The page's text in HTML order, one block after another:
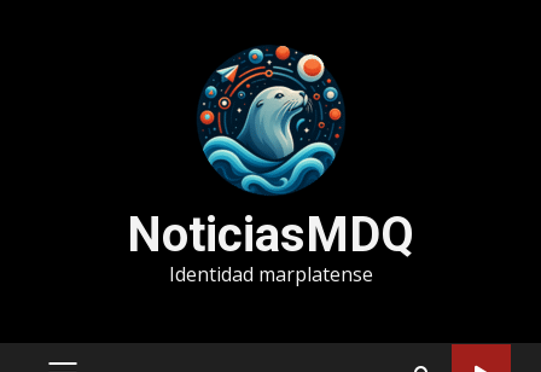
NoticiasMDQ
Identidad marplatense